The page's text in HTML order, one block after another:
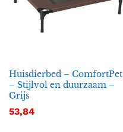
Huisdierbed – ComfortPet
– Stijlvol en duurzaam –
Grijs
53,84